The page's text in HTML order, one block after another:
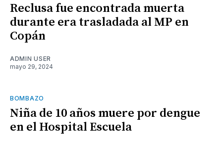
Reclusa fue encontrada muerta
durante era trasladada al MP en
Copán
ADMIN USER
mayo 29, 2024
BOMBAZO
Niña de 10 años muere por dengue
en el Hospital Escuela